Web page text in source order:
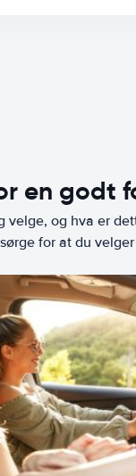
en godt
velge, og hva er
for at du